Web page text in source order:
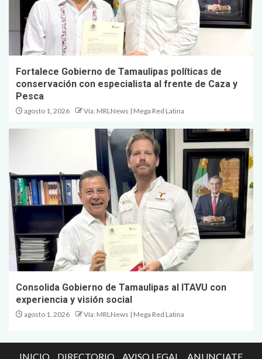
Fortalece Gobierno de Tamaulipas políticas de
conservación con especialista al frente de Caza y
Pesca
agosto 1, 2026 Vía: MRLNews | Mega Red Latina
Consolida Gobierno de Tamaulipas al ITAVU con
experiencia y visión social
agosto 1, 2026 Vía: MRLNews | Mega Red Latina
INICIO DIRECTORIO AVISO LEGAL ANUNCIATE